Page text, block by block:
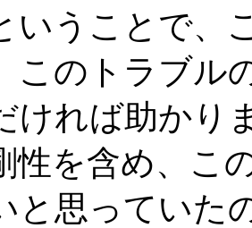
うことで、
このトラブル
ければ助かり
を含め、こ
と思っていた